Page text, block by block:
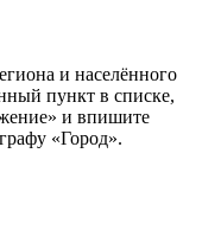
и населённого
пункт в списке,
и впишите
«Город».